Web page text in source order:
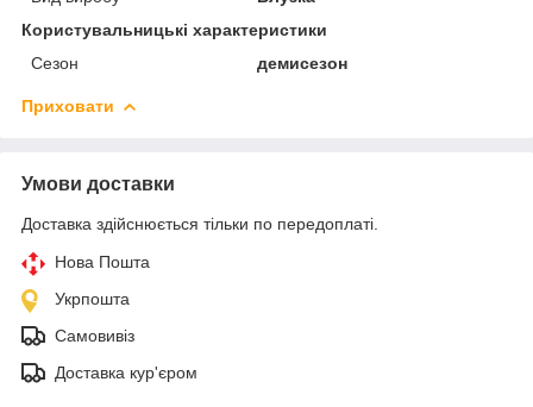
Користувальницькі характеристики
Сезон
демисезон
Приховати
Умови доставки
Доставка здійснюється тільки по передоплаті.
Нова Пошта
Укрпошта
Самовивіз
Доставка кур'єром